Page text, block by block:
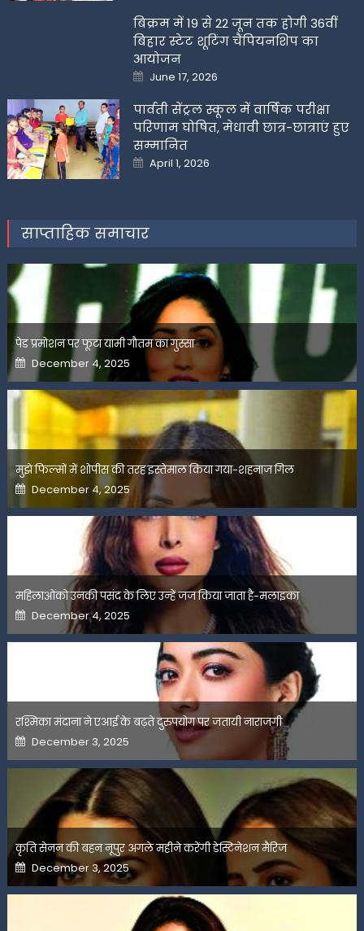
बिक्रम में 19 से 22 जून तक होगी 36वीं
बिहार स्टेट शूटिंग चैंपियनशिप का
आयोजन
Posted
on
June 17, 2026
पार्वती सेंट्रल स्कूल में वार्षिक परीक्षा
परिणाम घोषित, मेधावी छात्र-छात्राएं हुए
सम्मानित
Posted
on
April 1, 2026
साप्ताहिक समाचार
पेड प्रमोशन पर फूटा यामी गौतम का गुस्सा
Posted
on
December 4, 2025
मुझे फिल्मों में शोपीस की तरह इस्तेमाल किया गया-शहनाज गिल
Posted
on
December 4, 2025
महिलाओंको उनकी पसंद के लिए उन्हें जज किया जाता है-मलाइका
Posted
on
December 4, 2025
रश्मिका मंदाना ने एआई के बढ़ते दुरुपयोग पर जतायी नाराजगी
Posted
on
December 3, 2025
कृति सेनन की बहन नूपुर अगले महीने करेंगी डेस्टिनेशन मैरिज
Posted
on
December 3, 2025